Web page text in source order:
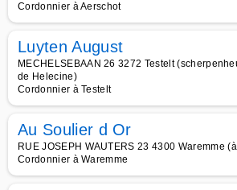
Cordonnier à Aerschot
Luyten August
MECHELSEBAAN 26 3272 Testelt
de Helecine)
Cordonnier à Testelt
Au Soulier d Or
RUE JOSEPH WAUTERS 23 4300 Waremme
Cordonnier à Waremme